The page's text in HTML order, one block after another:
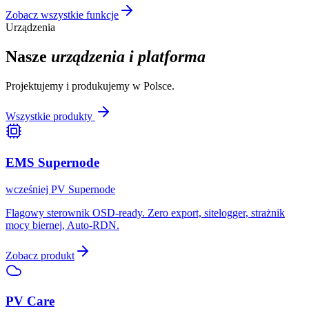
Zobacz wszystkie funkcje
Urządzenia
Nasze urządzenia i platforma
Projektujemy i produkujemy w Polsce.
Wszystkie produkty
EMS Supernode
wcześniej PV Supernode
Flagowy sterownik OSD-ready. Zero export, sitelogger, strażnik
mocy biernej, Auto-RDN.
Zobacz produkt
PV Care